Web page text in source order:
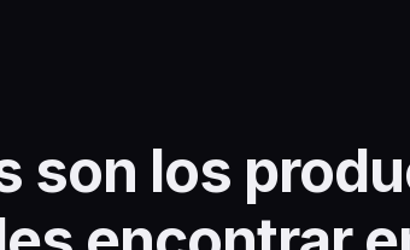
son los